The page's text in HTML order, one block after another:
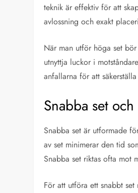
teknik är effektiv för att
avlossning och exakt
När man utför höga set
utnyttja luckor i
anfallarna för att
Snabba set
Snabba set är utformade
av set minimerar den tid
Snabba set riktas ofta mot
För att utföra ett snabbt